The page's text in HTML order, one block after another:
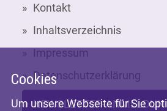
Kontakt
Inhaltsverzeichnis
Impressum
Datenschutzerklärung
NEWSLETTER-
Cookies
Um unsere Webseite für Sie